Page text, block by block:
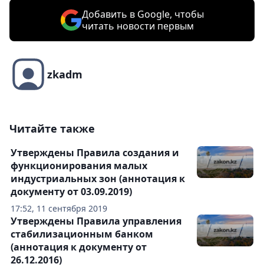
Добавить в Google, чтобы
читать новости первым
zkadm
Читайте также
17:52, 11 сентября 2019
Утверждены Правила создания и
функционирования малых
индустриальных зон (аннотация к
документу от 03.09.2019)
Утверждены Правила управления
стабилизационным банком
(аннотация к документу от
26.12.2016)